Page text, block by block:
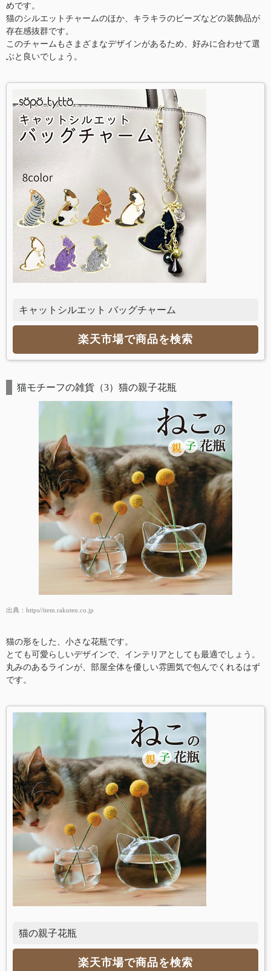
めです。
猫のシルエットチャームのほか、キラキラのビーズなどの装飾品が
存在感抜群です。
このチャームもさまざまなデザインがあるため、好みに合わせて選
ぶと良いでしょう。
キャットシルエット バッグチャーム
楽天市場で商品を検索
猫モチーフの雑貨（3）猫の親子花瓶
出典： https//item.rakuten.co.jp
猫の形をした、小さな花瓶です。
とても可愛らしいデザインで、インテリアとしても最適でしょう。
丸みのあるラインが、部屋全体を優しい雰囲気で包んでくれるはず
です。
猫の親子花瓶
楽天市場で商品を検索